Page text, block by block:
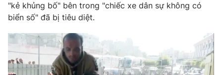
Video Shorts video
VTV Money
VTV Sức khoẻ Bất động sản
"kẻ khủng bố" bên trong "chiếc xe dân sự không có
biển số" đã bị tiêu diệt.